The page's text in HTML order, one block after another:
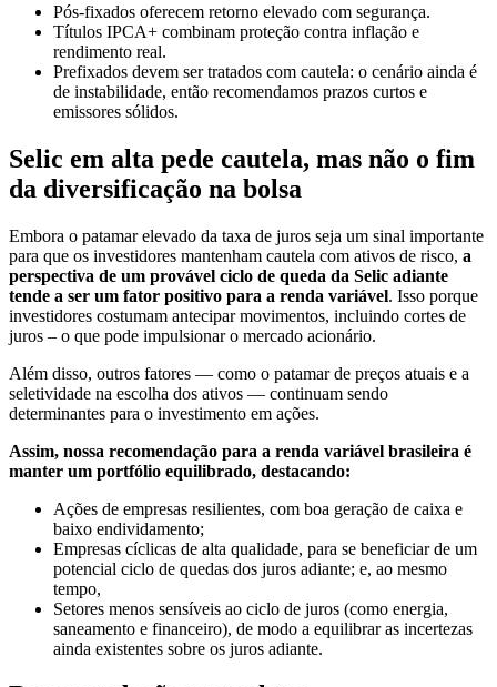
Pós-fixados oferecem retorno elevado com segurança.
Títulos IPCA+ combinam proteção contra inflação e
rendimento real.
Prefixados devem ser tratados com cautela: o cenário ainda é
de instabilidade, então recomendamos prazos curtos e
emissores sólidos.
Selic em alta pede cautela, mas não o fim
da diversificação na bolsa
Embora o patamar elevado da taxa de juros seja um sinal importante
para que os investidores mantenham cautela com ativos de risco, a
perspectiva de um provável ciclo de queda da Selic adiante
tende a ser um fator positivo para a renda variável. Isso porque
investidores costumam antecipar movimentos, incluindo cortes de
juros – o que pode impulsionar o mercado acionário.
Além disso, outros fatores — como o patamar de preços atuais e a
seletividade na escolha dos ativos — continuam sendo
determinantes para o investimento em ações.
Assim, nossa recomendação para a renda variável brasileira é
manter um portfólio equilibrado, destacando:
Ações de empresas resilientes, com boa geração de caixa e
baixo endividamento;
Empresas cíclicas de alta qualidade, para se beneficiar de um
potencial ciclo de quedas dos juros adiante; e, ao mesmo
tempo,
Setores menos sensíveis ao ciclo de juros (como energia,
saneamento e financeiro), de modo a equilibrar as incertezas
ainda existentes sobre os juros adiante.